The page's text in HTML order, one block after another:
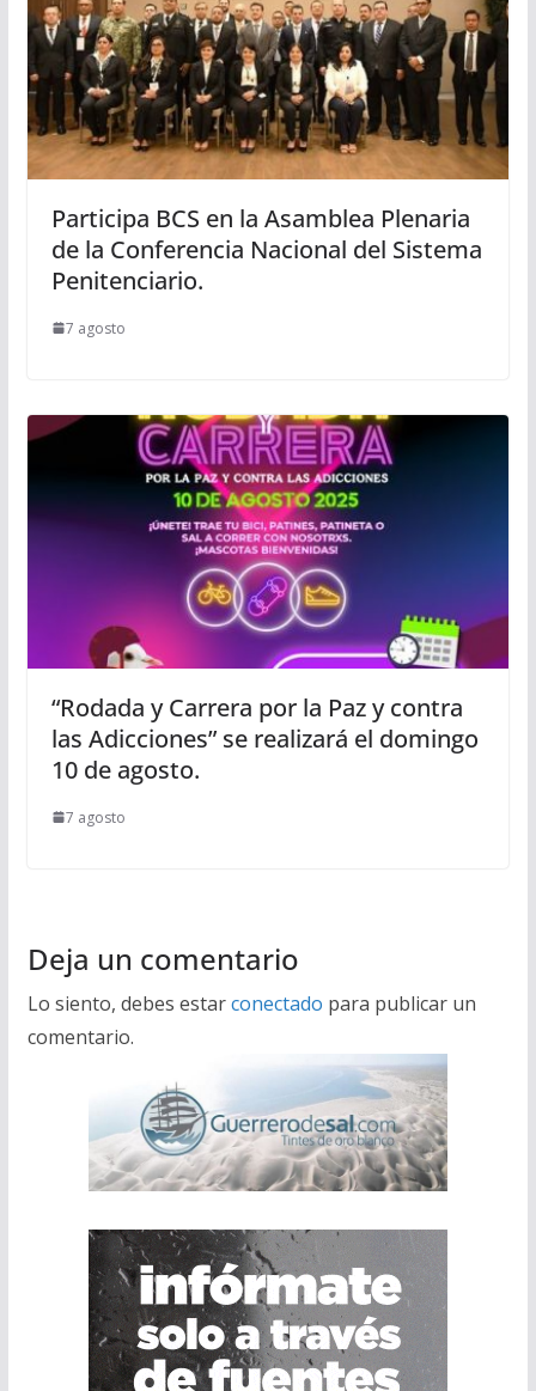
Participa BCS en la Asamblea Plenaria
de la Conferencia Nacional del Sistema
Penitenciario.
7 agosto
“Rodada y Carrera por la Paz y contra
las Adicciones” se realizará el domingo
10 de agosto.
7 agosto
Deja un comentario
Lo siento, debes estarconectado para publicar un
comentario.